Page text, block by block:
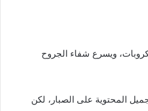
ويسرع شفاء الجروح
المحتوية على الصبار، لكن